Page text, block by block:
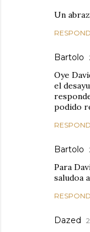
Un
Bartolo
Oye
el
podido
Bartolo
Para
saludoa
Dazed